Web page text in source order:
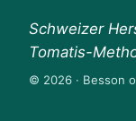
Schweizer
Tomatis-
© 2026 · Besson